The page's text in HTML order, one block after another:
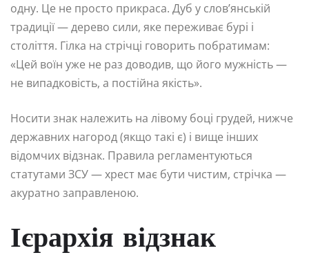
одну. Це не просто прикраса. Дуб у слов’янській
традиції — дерево сили, яке переживає бурі і
століття. Гілка на стрічці говорить побратимам:
«Цей воїн уже не раз доводив, що його мужність —
не випадковість, а постійна якість».
Носити знак належить на лівому боці грудей, нижче
державних нагород (якщо такі є) і вище інших
відомчих відзнак. Правила регламентуються
статутами ЗСУ — хрест має бути чистим, стрічка —
акуратно заправленою.
Ієрархія відзнак